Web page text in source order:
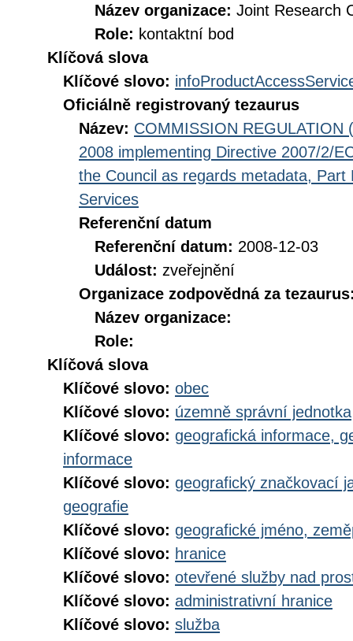
Název organizace: Joint Research
Role: kontaktní bod
Klíčová slova
Klíčové slovo:
Oficiálně registrovaný tezaurus
Název: COMMISSION REGULATION
2008 implementing Directive 2007/2/
the Council as regards metadata,
Services
Referenční datum
Referenční datum: 2008-12-03
Událost: zveřejnění
Organizace zodpovědná za
Název organizace:
Role:
Klíčová slova
Klíčové slovo: obec
Klíčové slovo: územně správní jednotka
Klíčové slovo: geografická informace,
informace
Klíčové slovo: geografický značkovací
geografie
Klíčové slovo: geografické jméno,
Klíčové slovo: hranice
Klíčové slovo: otevřené služby nad
Klíčové slovo: administrativní hranice
Klíčové slovo: služba